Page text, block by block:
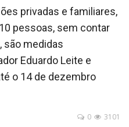
privadas e familiares,
pessoas, sem contar
são medidas
Eduardo Leite e
o 14 de dezembro
3101
0